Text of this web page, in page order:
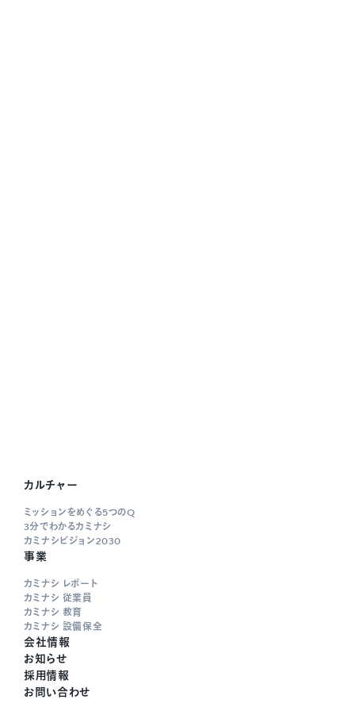
カルチャー
ミッションをめぐる5つのQ
3分でわかるカミナシ
カミナシビジョン2030
事業
カミナシ レポート
カミナシ 従業員
カミナシ 教育
カミナシ 設備保全
会社情報
お知らせ
採用情報
お問い合わせ